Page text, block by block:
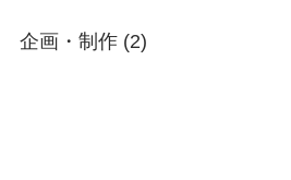
企画・制作 (2)